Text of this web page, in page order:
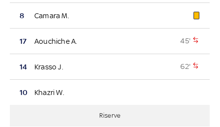
8 Camara M.
17 Aouchiche A. 45'
14 Krasso J. 62'
10 Khazri W.
Riserve